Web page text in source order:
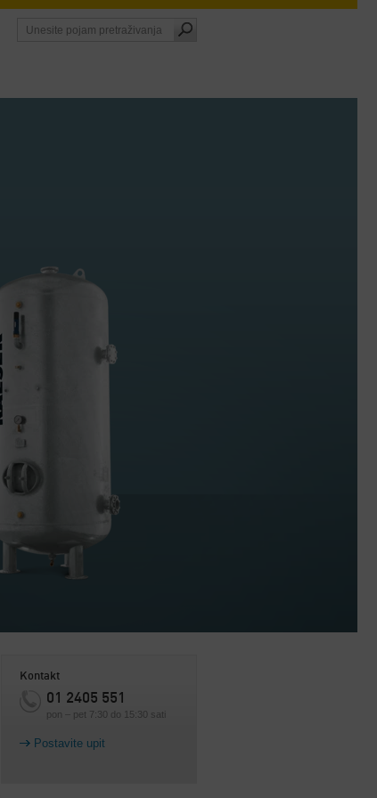
Kontakt
01 2405 551
pon – pet 7:30 do 15:30 sati
Postavite upit